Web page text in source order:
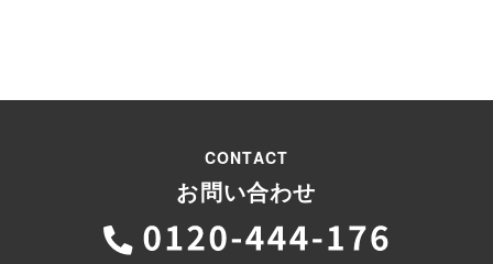
CONTACT
お問い合わせ